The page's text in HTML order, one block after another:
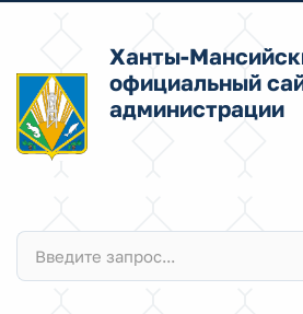
Ханты-
официальный
администрации